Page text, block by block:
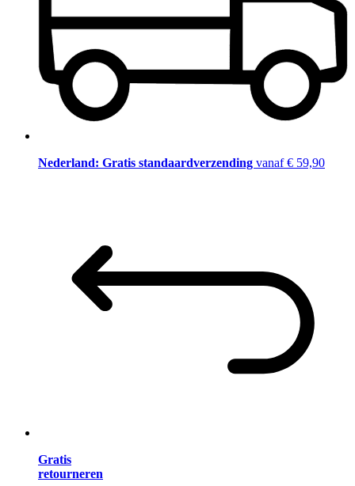
Nederland: Gratis standaardverzending vanaf € 59,90
Gratis
retourneren